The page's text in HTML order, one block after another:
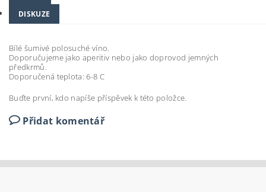
DISKUZE
Bílé šumivé polosuché víno.
Doporučujeme jako aperitiv nebo jako doprovod jemných
předkrmů.
Doporučená teplota: 6-8 C
Buďte první, kdo napíše příspěvek k této položce.
Přidat komentář